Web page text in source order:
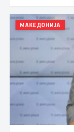
МАКЕДОНИЈА